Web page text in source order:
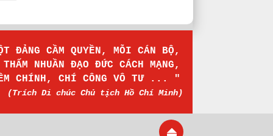
ĐẢNG CẦM QUYỀN, MỖI CÁN BỘ,
NHUẦN ĐẠO ĐỨC CÁCH MẠNG,
CHÍNH, CHÍ CÔNG VÔ TƯ ... "
(Trích Di chúc Chủ tịch Hồ Chí Minh)